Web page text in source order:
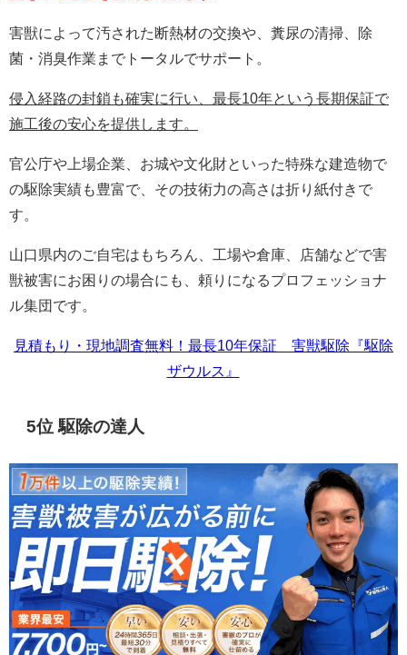
害獣によって汚された断熱材の交換や、糞尿の清掃、除
菌・消臭作業までトータルでサポート。
侵入経路の封鎖も確実に行い、最長10年という長期保証で
施工後の安心を提供します。
官公庁や上場企業、お城や文化財といった特殊な建造物で
の駆除実績も豊富で、その技術力の高さは折り紙付きで
す。
山口県内のご自宅はもちろん、工場や倉庫、店舗などで害
獣被害にお困りの場合にも、頼りになるプロフェッショナ
ル集団です。
見積もり・現地調査無料！最長10年保証 害獣駆除『駆除
ザウルス』
5位 駆除の達人